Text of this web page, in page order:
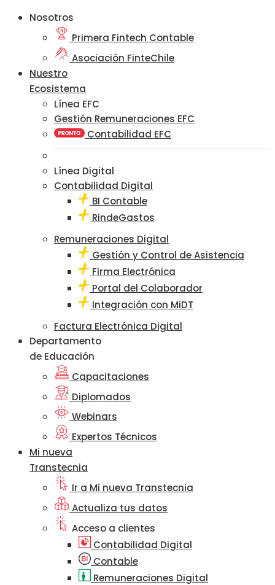
Nosotros
Primera Fintech Contable
Asociación FinteChile
Nuestro
Ecosistema
Línea EFC
Gestión Remuneraciones EFC
Contabilidad EFC
Línea Digital
Contabilidad Digital
BI Contable
RindeGastos
Remuneraciones Digital
Gestión y Control de Asistencia
Firma Electrónica
Portal del Colaborador
Integración con MiDT
Factura Electrónica Digital
Departamento
de Educación
Capacitaciones
Diplomados
Webinars
Expertos Técnicos
Mi nueva
Transtecnia
Ir a Mi nueva Transtecnia
Actualiza tus datos
Acceso a clientes
Contabilidad Digital
Contable
Remuneraciones Digital